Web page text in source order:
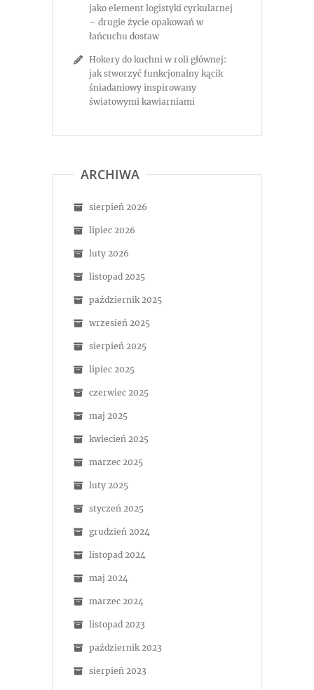
jako element logistyki cyrkularnej
– drugie życie opakowań w
łańcuchu dostaw
Hokery do kuchni w roli głównej:
jak stworzyć funkcjonalny kącik
śniadaniowy inspirowany
światowymi kawiarniami
ARCHIWA
sierpień 2026
lipiec 2026
luty 2026
listopad 2025
październik 2025
wrzesień 2025
sierpień 2025
lipiec 2025
czerwiec 2025
maj 2025
kwiecień 2025
marzec 2025
luty 2025
styczeń 2025
grudzień 2024
listopad 2024
maj 2024
marzec 2024
listopad 2023
październik 2023
sierpień 2023